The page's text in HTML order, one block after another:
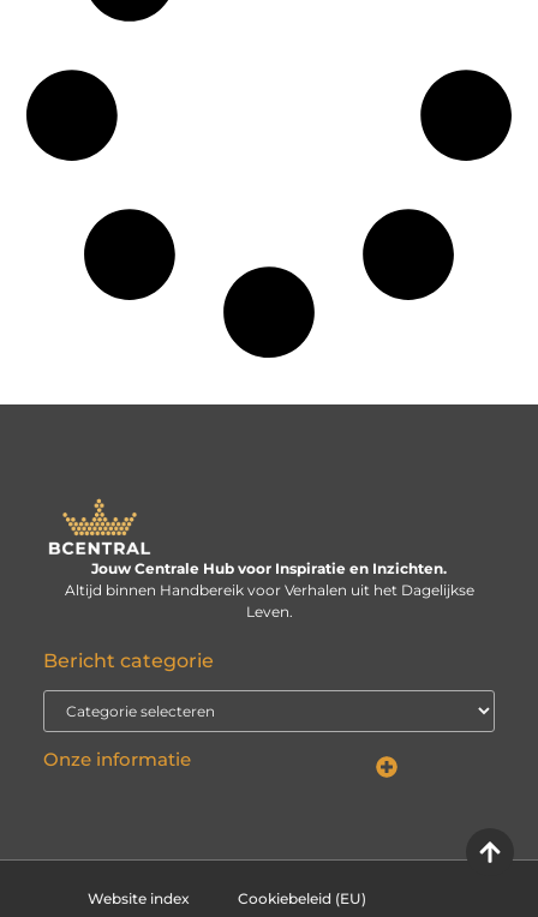
Jouw Centrale Hub voor Inspiratie en Inzichten.
Altijd binnen Handbereik voor Verhalen uit het Dagelijkse
Leven.
Bericht categorie
Onze informatie
Website index Cookiebeleid (EU)